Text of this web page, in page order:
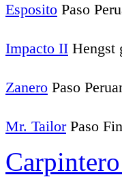
Esposito Paso
Impacto II Hengst
Zanero Paso
Mr. TailorPaso